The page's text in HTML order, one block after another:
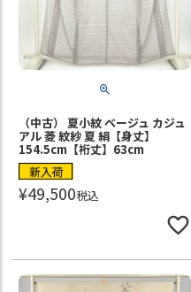
（中古） 夏小紋 ベージュ カジュ
アル 菱 紋紗 夏 絹【身丈】
154.5cm【裄丈】63cm
新入荷
¥49,500税込